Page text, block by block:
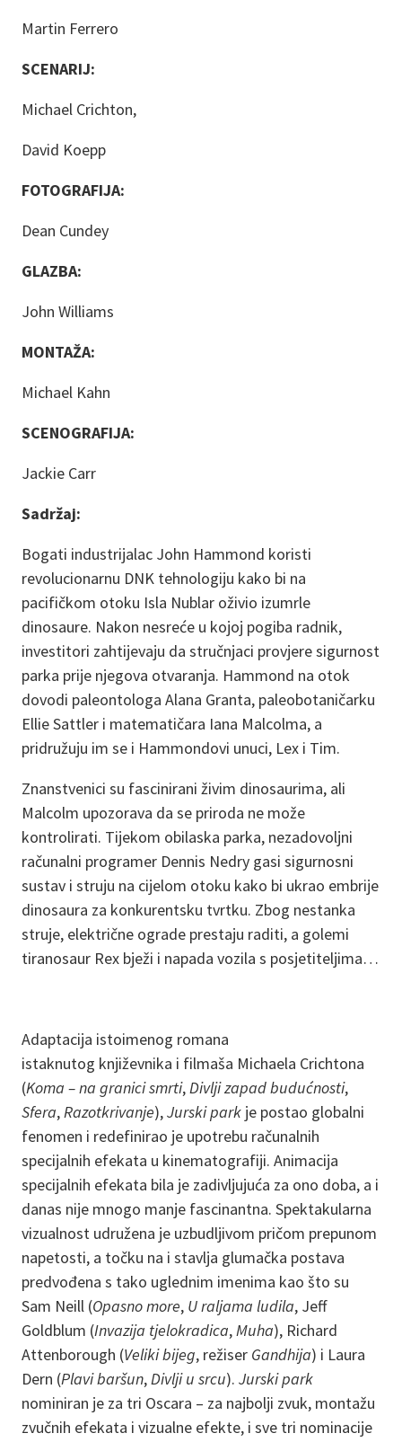
Martin Ferrero
SCENARIJ:
Michael Crichton,
David Koepp
FOTOGRAFIJA:
Dean Cundey
GLAZBA:
John Williams
MONTAŽA:
Michael Kahn
SCENOGRAFIJA:
Jackie Carr
Sadržaj:
Bogati industrijalac John Hammond koristi
revolucionarnu DNK tehnologiju kako bi na
pacifičkom otoku Isla Nublar oživio izumrle
dinosaure. Nakon nesreće u kojoj pogiba radnik,
investitori zahtijevaju da stručnjaci provjere sigurnost
parka prije njegova otvaranja. Hammond na otok
dovodi paleontologa Alana Granta, paleobotaničarku
Ellie Sattler i matematičara Iana Malcolma, a
pridružuju im se i Hammondovi unuci, Lex i Tim.
Znanstvenici su fascinirani živim dinosaurima, ali
Malcolm upozorava da se priroda ne može
kontrolirati. Tijekom obilaska parka, nezadovoljni
računalni programer Dennis Nedry gasi sigurnosni
sustav i struju na cijelom otoku kako bi ukrao embrije
dinosaura za konkurentsku tvrtku. Zbog nestanka
struje, električne ograde prestaju raditi, a golemi
tiranosaur Rex bježi i napada vozila s posjetiteljima…
Adaptacija istoimenog romana
istaknutog književnika i filmaša Michaela Crichtona
(Koma – na granici smrti,Divlji zapad budućnosti,
Sfera,Razotkrivanje),Jurski park je postao globalni
fenomen i redefinirao je upotrebu računalnih
specijalnih efekata u kinematografiji. Animacija
specijalnih efekata bila je zadivljujuća za ono doba, a i
danas nije mnogo manje fascinantna. Spektakularna
vizualnost udružena je uzbudljivom pričom prepunom
napetosti, a točku na i stavlja glumačka postava
predvođena s tako uglednim imenima kao što su
Sam Neill (Opasno more, U raljama ludila, Jeff
Goldblum (Invazija tjelokradica,Muha), Richard
Attenborough (Veliki bijeg, režiser Gandhija) i Laura
Dern (Plavi baršun,Divlji u srcu). Jurski park
nominiran je za tri Oscara – za najbolji zvuk, montažu
zvučnih efekata i vizualne efekte, i sve tri nominacije